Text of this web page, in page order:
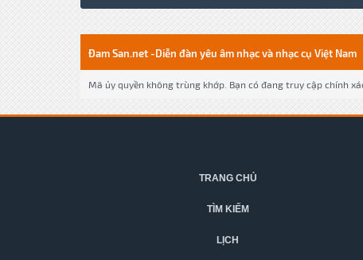
Đam San.net -Diễn đàn yêu âm nhạc và nhạc cụ Việt Nam
Mã ủy quyền không trùng khớp. Bạn có đang truy cập chính
TRANG CHỦ
TÌM KIẾM
LỊCH